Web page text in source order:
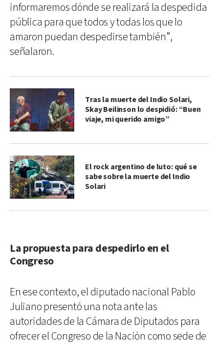
informaremos dónde se realizará la despedida
pública para que todos y todas los que lo
amaron puedan despedirse también”,
señalaron.
Tras la muerte del Indio Solari,
Skay Beilinson lo despidió: “Buen
viaje, mi querido amigo”
El rock argentino de luto: qué se
sabe sobre la muerte del Indio
Solari
La propuesta para despedirlo en el
Congreso
En ese contexto, el diputado nacional Pablo
Juliano presentó una nota ante las
autoridades de la Cámara de Diputados para
ofrecer el Congreso de la Nación como sede de